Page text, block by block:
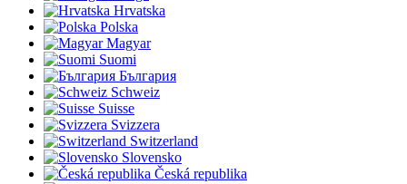
Hrvatska
Polska
Magyar
Suomi
България
Schweiz
Suisse
Svizzera
Switzerland
Slovensko
Česká republika